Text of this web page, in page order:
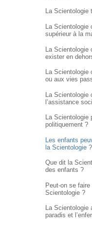
La Scientologie
La
supérieur à la
La Scientologie
exister en
La Scientologie
ou aux vies
La Scientologie
l’assistance
La Scientologie
politiquement ?
Les enfants
la Scientologie
Que dit la
des enfants ?
Peut-on se
Scientologie ?
La Scientologie
paradis et